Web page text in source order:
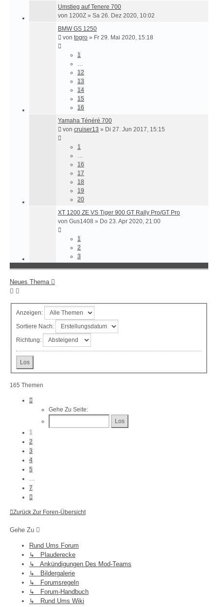
Umstieg auf Tenere 700
von 1200Z » Sa 26. Dez 2020, 10:02
BMW GS 1250
von togro » Fr 29. Mai 2020, 15:18
1
12
13
14
15
16
Yamaha Ténéré 700
von cruiser13 » Di 27. Jun 2017, 15:15
1
16
17
18
19
20
XT 1200 ZE VS Tiger 900 GT Rally Pro/GT Pro
von Gus1408 » Do 23. Apr 2020, 21:00
1
2
3
Neues Thema
Anzeigen:
Sortiere Nach:
Richtung:
165 Themen
Gehe Zu Seite:
1
2
3
4
5
…
7
Zurück Zur Foren-Übersicht
Gehe Zu
Rund Ums Forum
↳ Plauderecke
↳ Ankündigungen Des Mod-Teams
↳ Bildergalerie
↳ Forumsregeln
↳ Forum-Handbuch
↳ Rund Ums Wiki